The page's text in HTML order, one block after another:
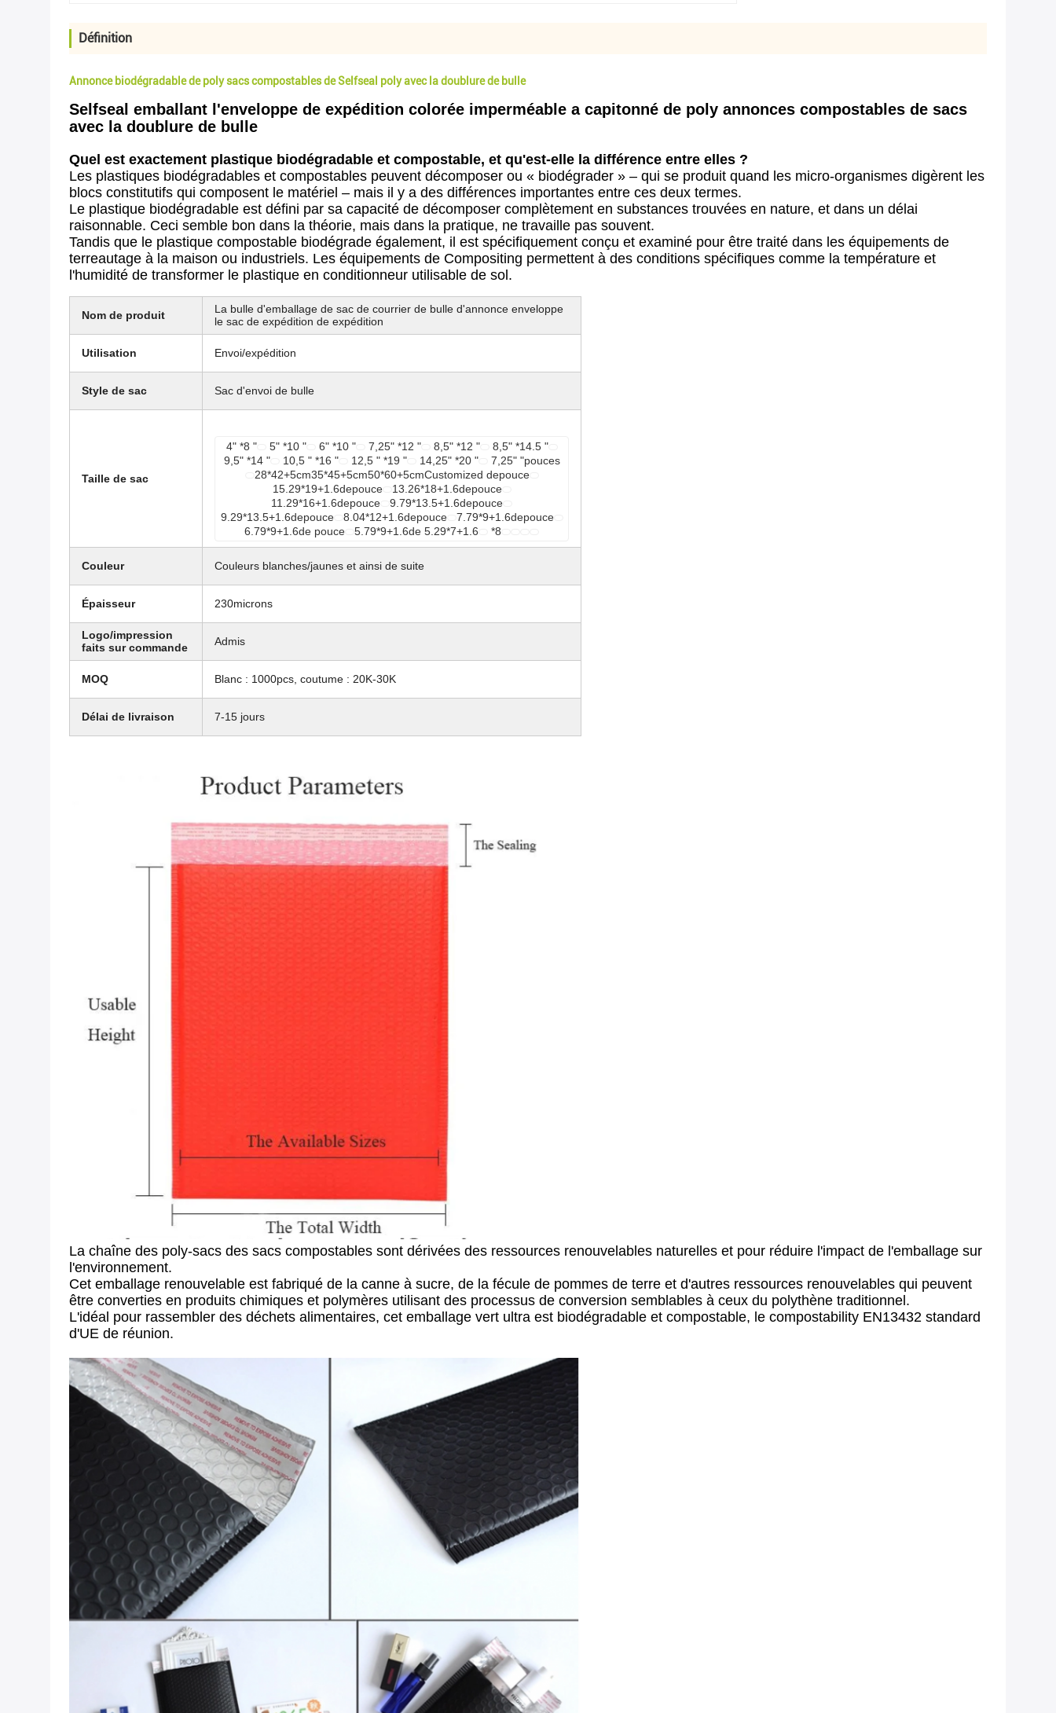
Définition
Annonce biodégradable de poly sacs compostables de Selfseal poly avec la doublure de bulle
Selfseal emballant l'enveloppe de expédition colorée imperméable a capitonné de poly annonces compostables de sacs
avec la doublure de bulle
Quel est exactement plastique biodégradable et compostable, et qu'est-elle la différence entre elles ?
Les plastiques biodégradables et compostables peuvent décomposer ou « biodégrader » – qui se produit quand les micro-organismes digèrent les
blocs constitutifs qui composent le matériel – mais il y a des différences importantes entre ces deux termes.
Le plastique biodégradable est défini par sa capacité de décomposer complètement en substances trouvées en nature, et dans un délai
raisonnable. Ceci semble bon dans la théorie, mais dans la pratique, ne travaille pas souvent.
Tandis que le plastique compostable biodégrade également, il est spécifiquement conçu et examiné pour être traité dans les équipements de
terreautage à la maison ou industriels. Les équipements de Compositing permettent à des conditions spécifiques comme la température et
l'humidité de transformer le plastique en conditionneur utilisable de sol.
Nom de produit
La bulle d'emballage de sac de courrier de bulle d'annonce enveloppe
le sac de expédition de expédition
Utilisation Envoi/expédition
Style de sac Sac d'envoi de bulle
Taille de sac
4" *8 " 5" *10 " 6" *10 " 7,25" *12 " 8,5" *12 "
8,5" *14.5 "
9,5" *14 "
10,5 " *16 " 12,5 " *19 " 14,25" *20 "
7,25" "pouces
28*42+5cm35*45+5cm50*60+5cmCustomized depouce
15.29*19+1.6depouce
13.26*18+1.6depouce
11.29*16+1.6depouce
9.79*13.5+1.6depouce
9.29*13.5+1.6depouce
8.04*12+1.6depouce
7.79*9+1.6depouce
6.79*9+1.6de pouce
5.79*9+1.6de 5.29*7+1.6 *8
Couleur Couleurs blanches/jaunes et ainsi de suite
Épaisseur 230microns
Logo/impression
faits sur commande
Admis
MOQ Blanc : 1000pcs, coutume : 20K-30K
Délai de livraison 7-15 jours
La chaîne des poly-sacs des sacs compostables sont dérivées des ressources renouvelables naturelles et pour réduire l'impact de l'emballage sur
l'environnement.
Cet emballage renouvelable est fabriqué de la canne à sucre, de la fécule de pommes de terre et d'autres ressources renouvelables qui peuvent
être converties en produits chimiques et polymères utilisant des processus de conversion semblables à ceux du polythène traditionnel.
L'idéal pour rassembler des déchets alimentaires, cet emballage vert ultra est biodégradable et compostable, le compostability EN13432 standard
d'UE de réunion.